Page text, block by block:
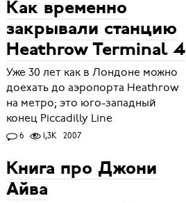
Как временно
закрывали станцию
Heathrow Terminal 4
Уже 30 лет как в Лондоне можно
доехать до аэропорта Heathrow
на метро; это юго-западный
конец Piccadilly Line
6 1,3K 2007
Книга про Джони
Айва